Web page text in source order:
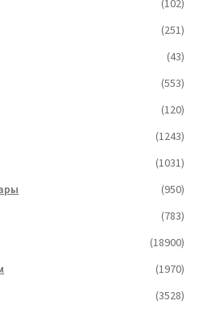
(102)
(251)
(43)
(553)
(120)
(1243)
(1031)
(950)
(783)
(18900)
(1970)
(3528)